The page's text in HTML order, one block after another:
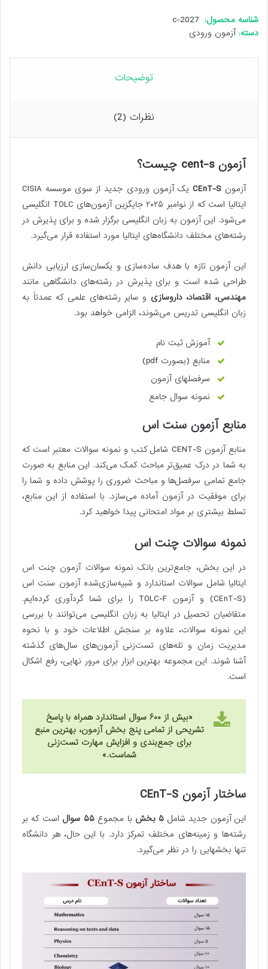
و
نمونه
جامع
شناسه محصول: c-2027
دسته:آزمون ورودی
توضیحات
نظرات (2)
آزمون cent-s چیست؟
آزمونCEnT-S
یک آزمون ورودی جدید از سوی موسسه CISIA
ایتالیا است که از نوامبر ۲۰۲۵ جایگزین آزمون‌های TOLC انگلیسی
می‌شود. این آزمون به زبان انگلیسی برگزار شده و برای پذیرش در
رشته‌های مختلف دانشگاه‌های ایتالیا مورد استفاده قرار می‌گیرد.
این آزمون تازه با هدف ساده‌سازی و یکسان‌سازی ارزیابی دانش
طراحی شده است و برای پذیرش در رشته‌های دانشگاهی مانند
مهندسی، اقتصاد، داروسازی و سایر رشته‌های علمی که عمدتاً به
زبان انگلیسی تدریس می‌شوند، الزامی خواهد بود.
آموزش ثبت نام
منابع (بصورت pdf)
سرفصلهای آزمون
نمونه سوال جامع
منابع آزمون سنت اس
منابع آزمون CENT-S شامل کتب و نمونه سوالات معتبر است که
به شما در درک عمیق‌تر مباحث کمک می‌کند. این منابع به صورت
جامع تمامی سرفصل‌ها و مباحث ضروری را پوشش داده و شما را
برای موفقیت در آزمون آماده می‌سازد. با استفاده از این منابع،
تسلط بیشتری بر مواد امتحانی پیدا خواهید کرد.
نمونه سوالات چنت اس
در این بخش، جامع‌ترین بانک نمونه سوالات آزمون چنت اس
ایتالیا شامل سوالات استاندارد و شبیه‌سازی‌شده آزمون سنت اس
(CEnT-S) و آزمون TOLC-F را برای شما گردآوری کرده‌ایم.
متقاضیان تحصیل در ایتالیا به زبان انگلیسی می‌توانند با بررسی
این نمونه سوالات، علاوه بر سنجش اطلاعات خود و با نحوه
مدیریت زمان و تله‌های تست‌زنی آزمون‌های سال‌های گذشته
آشنا شوند. این مجموعه بهترین ابزار برای مرور نهایی، رفع اشکال
است.
«بیش از ۶۰۰ سوال استاندارد همراه با پاسخ
تشریحی از تمامی پنج بخش آزمون، بهترین منبع
برای جمع‌بندی و افزایش مهارت تست‌زنی
شماست.»
ساختار آزمون CEnT-S
این آزمون جدید شامل ۵ بخش با مجموع۵۵ سوال
است که بر
رشته‌ها و زمینه‌های مختلف تمرکز دارد. با این حال، هر دانشگاه
تنها بخشهایی را در نظر می‌گیرد.